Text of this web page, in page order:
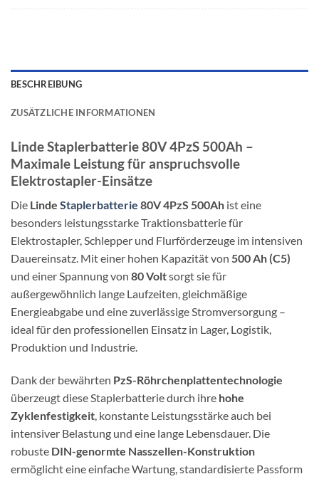
-
Staplerbatterien
BESCHREIBUNG
ZUSÄTZLICHE INFORMATIONEN
Linde Staplerbatterie 80V 4PzS 500Ah –
Maximale Leistung für anspruchsvolle
Elektrostapler-Einsätze
Die Linde Staplerbatterie 80V 4PzS 500Ah ist eine
besonders leistungsstarke Traktionsbatterie für
Elektrostapler, Schlepper und Flurförderzeuge im intensiven
Dauereinsatz. Mit einer hohen Kapazität von 500 Ah (C5)
und einer Spannung von 80 Voltsorgt sie für
außergewöhnlich lange Laufzeiten, gleichmäßige
Energieabgabe und eine zuverlässige Stromversorgung –
ideal für den professionellen Einsatz in Lager, Logistik,
Produktion und Industrie.
Dank der bewährten PzS-Röhrchenplattentechnologie
überzeugt diese Staplerbatterie durch ihre hohe
Zyklenfestigkeit, konstante Leistungsstärke auch bei
intensiver Belastung und eine lange Lebensdauer. Die
robuste DIN-genormte Nasszellen-Konstruktion
ermöglicht eine einfache Wartung, standardisierte Passform